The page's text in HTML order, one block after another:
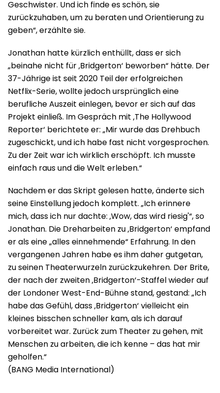
Geschwister. Und ich finde es schön, sie
zurückzuhaben, um zu beraten und Orientierung zu
geben“, erzählte sie.
Jonathan hatte kürzlich enthüllt, dass er sich
„beinahe nicht für ‚Bridgerton‘ beworben“ hätte. Der
37-Jährige ist seit 2020 Teil der erfolgreichen
Netflix-Serie, wollte jedoch ursprünglich eine
berufliche Auszeit einlegen, bevor er sich auf das
Projekt einließ. Im Gespräch mit ‚The Hollywood
Reporter‘ berichtete er: „Mir wurde das Drehbuch
zugeschickt, und ich habe fast nicht vorgesprochen.
Zu der Zeit war ich wirklich erschöpft. Ich musste
einfach raus und die Welt erleben.“
Nachdem er das Skript gelesen hatte, änderte sich
seine Einstellung jedoch komplett. „Ich erinnere
mich, dass ich nur dachte: ‚Wow, das wird riesig'“, so
Jonathan. Die Dreharbeiten zu ‚Bridgerton‘ empfand
er als eine „alles einnehmende“ Erfahrung. In den
vergangenen Jahren habe es ihm daher gutgetan,
zu seinen Theaterwurzeln zurückzukehren. Der Brite,
der nach der zweiten ‚Bridgerton‘-Staffel wieder auf
der Londoner West-End-Bühne stand, gestand: „Ich
habe das Gefühl, dass ‚Bridgerton‘ vielleicht ein
kleines bisschen schneller kam, als ich darauf
vorbereitet war. Zurück zum Theater zu gehen, mit
Menschen zu arbeiten, die ich kenne – das hat mir
geholfen.“